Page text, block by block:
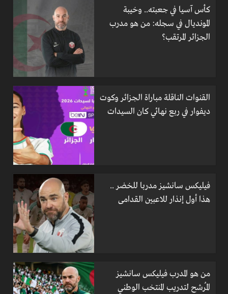
كأس آسيا في جعبته.. وخيبة
المونديال في سجله: من هو مدرب
الجزائر المرتقب؟
القنوات الناقلة مباراة الجزائر وكوت
ديفوار في ربع نهائي كان السيدات
فيليكس سانشيز مدربا للخضر ..
هذا أول إنذار للاعبين القدامى
من هو المدرب فيليكس سانشيز
المُرشح لتدريب المنتخب الوطني